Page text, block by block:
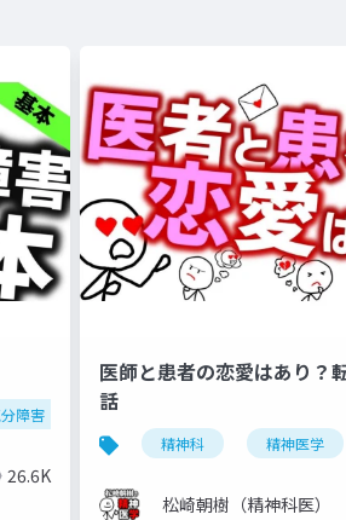
注意欠如多動症
障害 双極性障害
26.6K
医師と患者の恋愛はあり？
話
精神科 精神医学
松崎朝樹（精神科医）